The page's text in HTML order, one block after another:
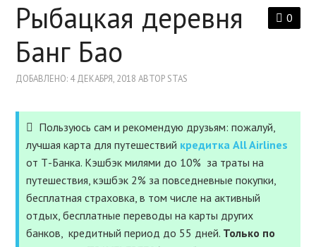
АВИАБИЛЕТЫ
СТРАХОВКА
УСЛУГИ
ПОЛЕЗНОЕ
0
Рыбацкая деревня
Банг Бао
ДОБАВЛЕНО: 4 ДЕКАБРЯ, 2018 АВТОР STAS
Пользуюсь сам и рекомендую друзьям: пожалуй,
лучшая карта для путешествий кредитка All Airlines
от Т-Банка. Кэшбэк милями до 10% за траты на
путешествия, кэшбэк 2% за повседневные покупки,
бесплатная страховка, в том числе на активный
отдых, бесплатные переводы на карты других
банков, кредитный период до 55 дней. Только по